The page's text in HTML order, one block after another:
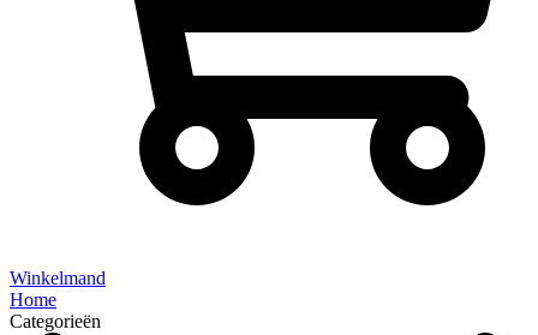
Winkelmand
Home
Categorieën